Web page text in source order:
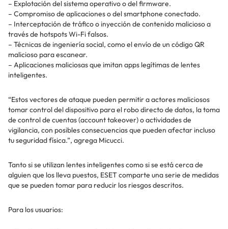
– Explotación del sistema operativo o del firmware.
– Compromiso de aplicaciones o del smartphone conectado.
– Interceptación de tráfico o inyección de contenido malicioso a
través de hotspots Wi-Fi falsos.
– Técnicas de ingeniería social, como el envío de un código QR
malicioso para escanear.
– Aplicaciones maliciosas que imitan apps legítimas de lentes
inteligentes.
“Estos vectores de ataque pueden permitir a actores maliciosos
tomar control del dispositivo para el robo directo de datos, la toma
de control de cuentas (account takeover) o actividades de
vigilancia, con posibles consecuencias que pueden afectar incluso
tu seguridad física.”, agrega Micucci.
Tanto si se utilizan lentes inteligentes como si se está cerca de
alguien que los lleva puestos, ESET comparte una serie de medidas
que se pueden tomar para reducir los riesgos descritos.
Para los usuarios: